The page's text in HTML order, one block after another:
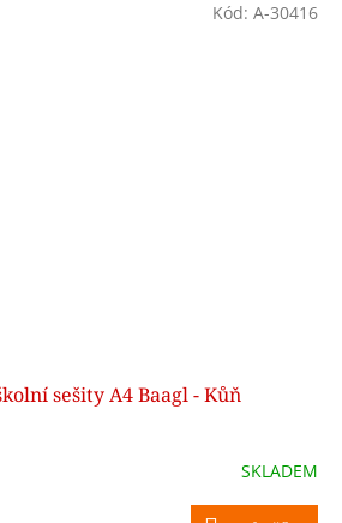
sešity A4 Baagl - Kůň
SKLADEM
Kód: A-30416